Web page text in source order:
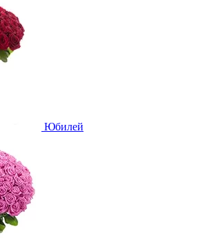
Юбилей